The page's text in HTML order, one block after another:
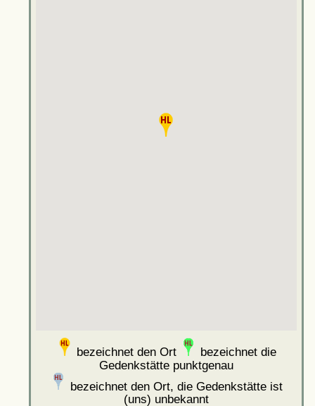
bezeichnet den Ort
bezeichnet die
Gedenkstätte punktgenau
bezeichnet den Ort, die Gedenkstätte ist
(uns) unbekannt